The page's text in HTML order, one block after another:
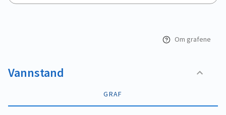
View as data table, .
Om grafene
Vannstand
GRAF